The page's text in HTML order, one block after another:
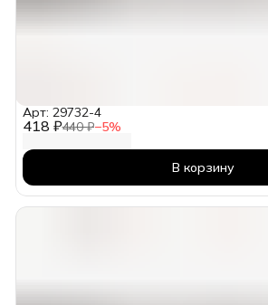
418 ₽440 ₽−5%
Арт: 29732-4
В корзину